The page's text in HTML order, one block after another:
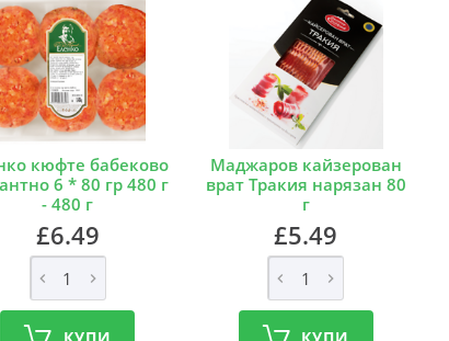
кюфте бабеково
6 * 80 гр 480 г
- 480 г
£6.49
Маджаров кайзерован
врат Тракия нарязан 80
г
£5.49